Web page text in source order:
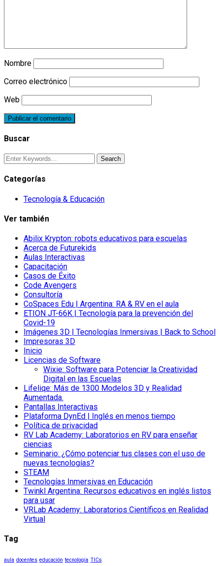
Nombre
Correo electrónico
Web
Buscar
Categorías
Tecnología & Educación
Ver también
Abilix Krypton: robots educativos para escuelas
Acerca de Futurekids
Aulas Interactivas
Capacitación
Casos de Éxito
Code Avengers
Consultoría
CoSpaces Edu | Argentina: RA & RV en el aula
ETION JT-66K | Tecnología para la prevención del
Covid-19
Imágenes 3D | Tecnologías Inmersivas | Back to School
Impresoras 3D
Inicio
Licencias de Software
Wixie: Software para Potenciar la Creatividad
Digital en las Escuelas
Lifeliqe: Más de 1300 Modelos 3D y Realidad
Aumentada.
Pantallas Interactivas
Plataforma DynEd | Inglés en menos tiempo
Política de privacidad
RV Lab Academy: Laboratorios en RV para enseñar
ciencias
Seminario: ¿Cómo potenciar tus clases con el uso de
nuevas tecnologías?
STEAM
Tecnologías Inmersivas en Educación
Twinkl Argentina: Recursos educativos en inglés listos
para usar
VRLab Academy: Laboratorios Científicos en Realidad
Virtual
Tag
aula docentes educación tecnología TICs